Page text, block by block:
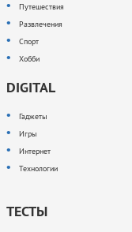
Путешествия
Развлечения
Спорт
Хобби
DIGITAL
Гаджеты
Игры
Интернет
Технологии
ТЕСТЫ